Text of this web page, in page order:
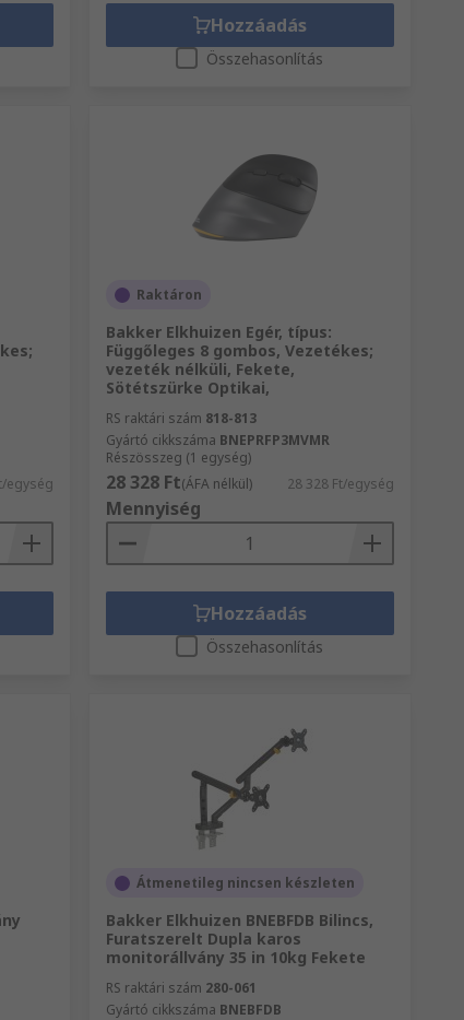
Hozzáadás
Összehasonlítás
egység
Raktáron
Bakker Elkhuizen Egér, típus:
Függőleges 8 gombos, Vezetékes;
vezeték nélküli, Fekete,
Sötétszürke Optikai,
RS raktári szám 818-813
Gyártó cikkszáma BNEPRFP3MVMR
Részösszeg (1 egység)
28 328 Ft(ÁFA nélkül) 28 328 Ft/egység
Mennyiség
Hozzáadás
Összehasonlítás
Átmenetileg nincsen készleten
Bakker Elkhuizen BNEBFDB Bilincs,
Furatszerelt Dupla karos
monitorállvány 35 in 10kg Fekete
RS raktári szám 280-061
Gyártó cikkszáma BNEBFDB